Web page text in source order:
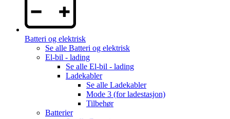
Batteri og elektrisk
Se alle Batteri og elektrisk
El-bil - lading
Se alle El-bil - lading
Ladekabler
Se alle Ladekabler
Mode 3 (for ladestasjon)
Tilbehør
Batterier